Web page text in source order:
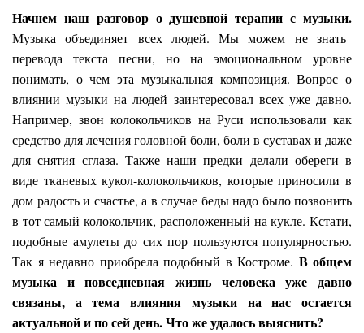
Начнем наш разговор о душевной терапии с музыки.
Музыка объединяет всех людей. Мы можем не знать
перевода текста песни, но на эмоциональном уровне
понимать, о чем эта музыкальная композиция. Вопрос о
влиянии музыки на людей заинтересовал всех уже давно.
Например, звон колокольчиков на Руси использовали как
средство для лечения головной боли, боли в суставах и даже
для снятия сглаза. Также наши предки делали обереги в
виде тканевых кукол-колокольчиков, которые приносили в
дом радость и счастье, а в случае беды надо было позвонить
в тот самый колокольчик, расположенный на кукле. Кстати,
подобные амулеты до сих пор пользуются популярностью.
Так я недавно приобрела подобный в Костроме. В общем
музыка и повседневная жизнь человека уже давно
связаны, а тема влияния музыки на нас остается
актуальной и по сей день. Что же удалось выяснить?